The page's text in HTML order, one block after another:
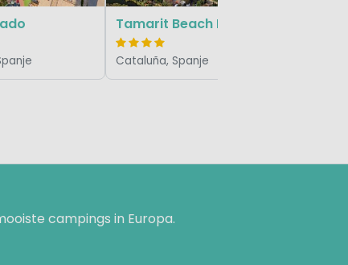
Tamarit Beach Resort
Cataluña, Spanje
campings in Europa.